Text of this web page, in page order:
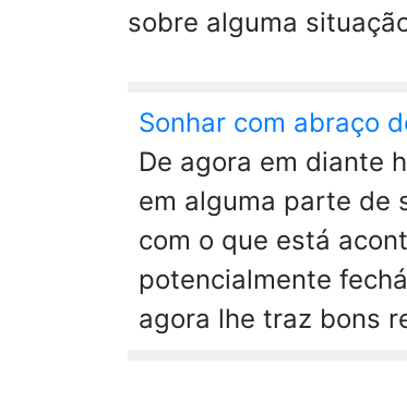
sobre alguma
Sonhar com abraço
De agora em diante
em alguma parte de
com o que está
potencialmente
agora lhe traz bons